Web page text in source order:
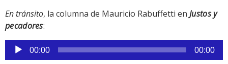
En tránsito, la columna de Mauricio Rabuffetti en Justos y
pecadores:
Reproductor
de
00:00 00:00